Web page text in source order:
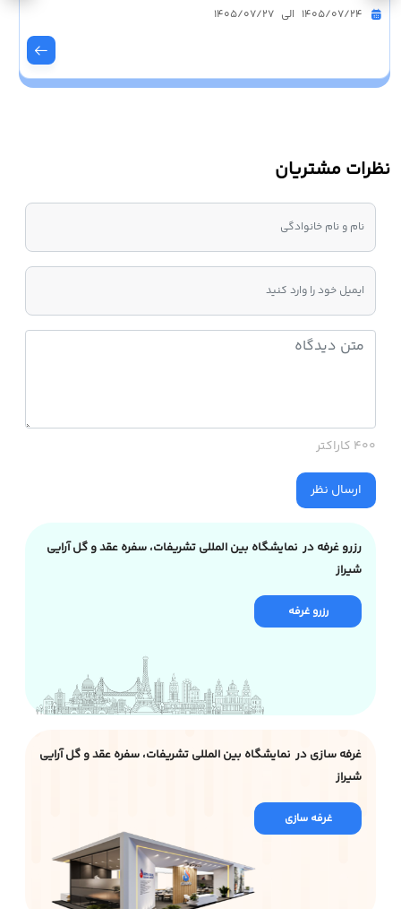
1405/07/24 الی 1405/07/27
نظرات مشتریان
400 کاراکتر
ارسال نظر
رزرو غرفه در نمایشگاه بین المللی تشریفات، سفره عقد و گل آرایی
شیراز
رزرو غرفه
غرفه سازی در نمایشگاه بین المللی تشریفات، سفره عقد و گل آرایی
شیراز
غرفه سازی